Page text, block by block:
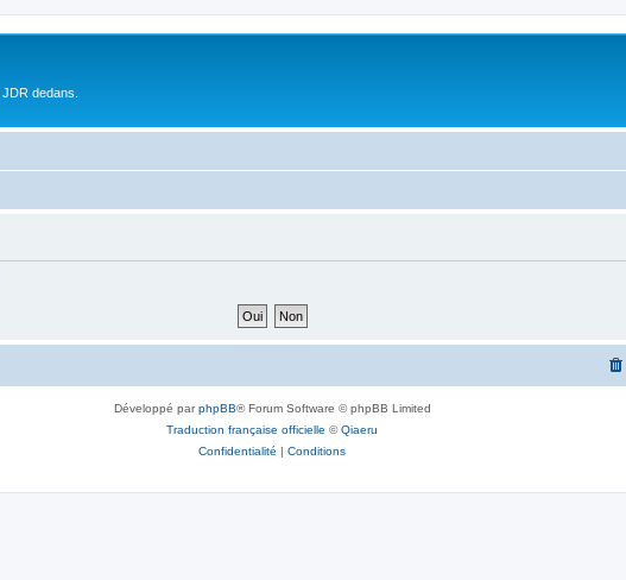
dedans.
Développé parphpBB® Forum Software © phpBB Limited
Traduction française officielle ©Qiaeru
Confidentialité | Conditions